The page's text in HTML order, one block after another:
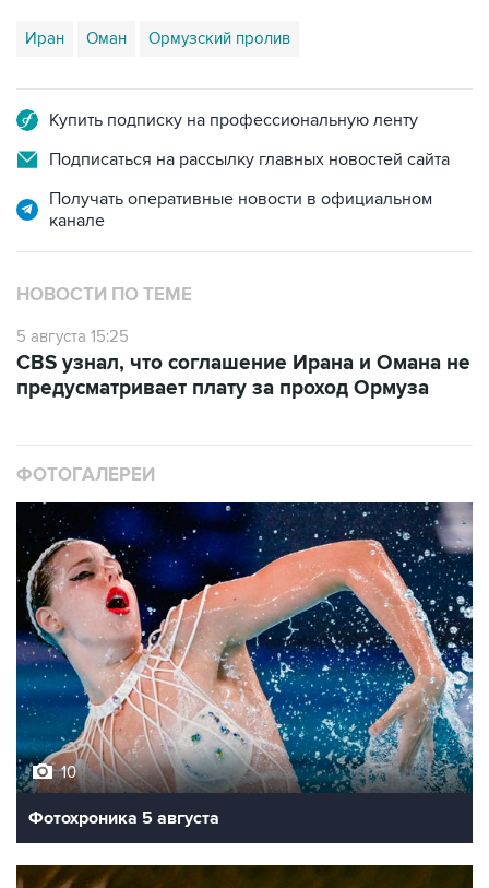
Иран Оман Ормузский пролив
Купить подписку на профессиональную ленту
Подписаться на рассылку главных новостей сайта
Получать оперативные новости в официальном
канале
НОВОСТИ ПО ТЕМЕ
5 августа 15:25
CBS узнал, что соглашение Ирана и Омана не
предусматривает плату за проход Ормуза
ФОТОГАЛЕРЕИ
10
Фотохроника 5 августа